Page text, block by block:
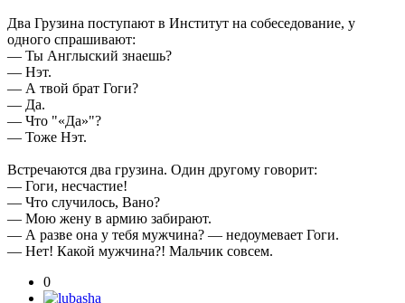
Два Грузина поступают в Институт на собеседование, у
одного спрашивают:
— Ты Англыский знаешь?
— Нэт.
— А твой брат Гоги?
— Да.
— Что "«Да»"?
— Тоже Нэт.
Встречаются два грузина. Один другому говорит:
— Гоги, несчастие!
— Что случилось, Вано?
— Мою жену в армию забирают.
— А разве она у тебя мужчина? — недоумевает Гоги.
— Нет! Какой мужчина?! Мальчик совсем.
0